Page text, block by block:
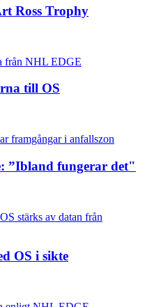
Ross Trophy
till OS
”Ibland fungerar det"
OS i sikte